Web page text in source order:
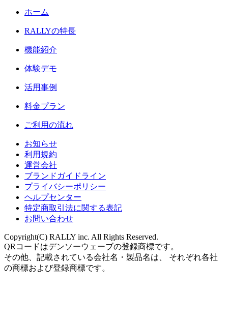
ホーム
RALLYの特長
機能紹介
体験デモ
活用事例
料金プラン
ご利用の流れ
お知らせ
利用規約
運営会社
ブランドガイドライン
プライバシーポリシー
ヘルプセンター
特定商取引法に関する表記
お問い合わせ
Copyright(C) RALLY inc. All Rights Reserved.
QRコードはデンソーウェーブの登録商標です。
その他、記載されている会社名・製品名は、 それぞれ各社
の商標および登録商標です。